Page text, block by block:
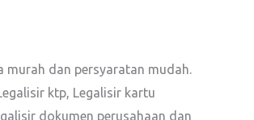
murah dan persyaratan mudah.
ktp, Legalisir kartu
dokumen perusahaan dan